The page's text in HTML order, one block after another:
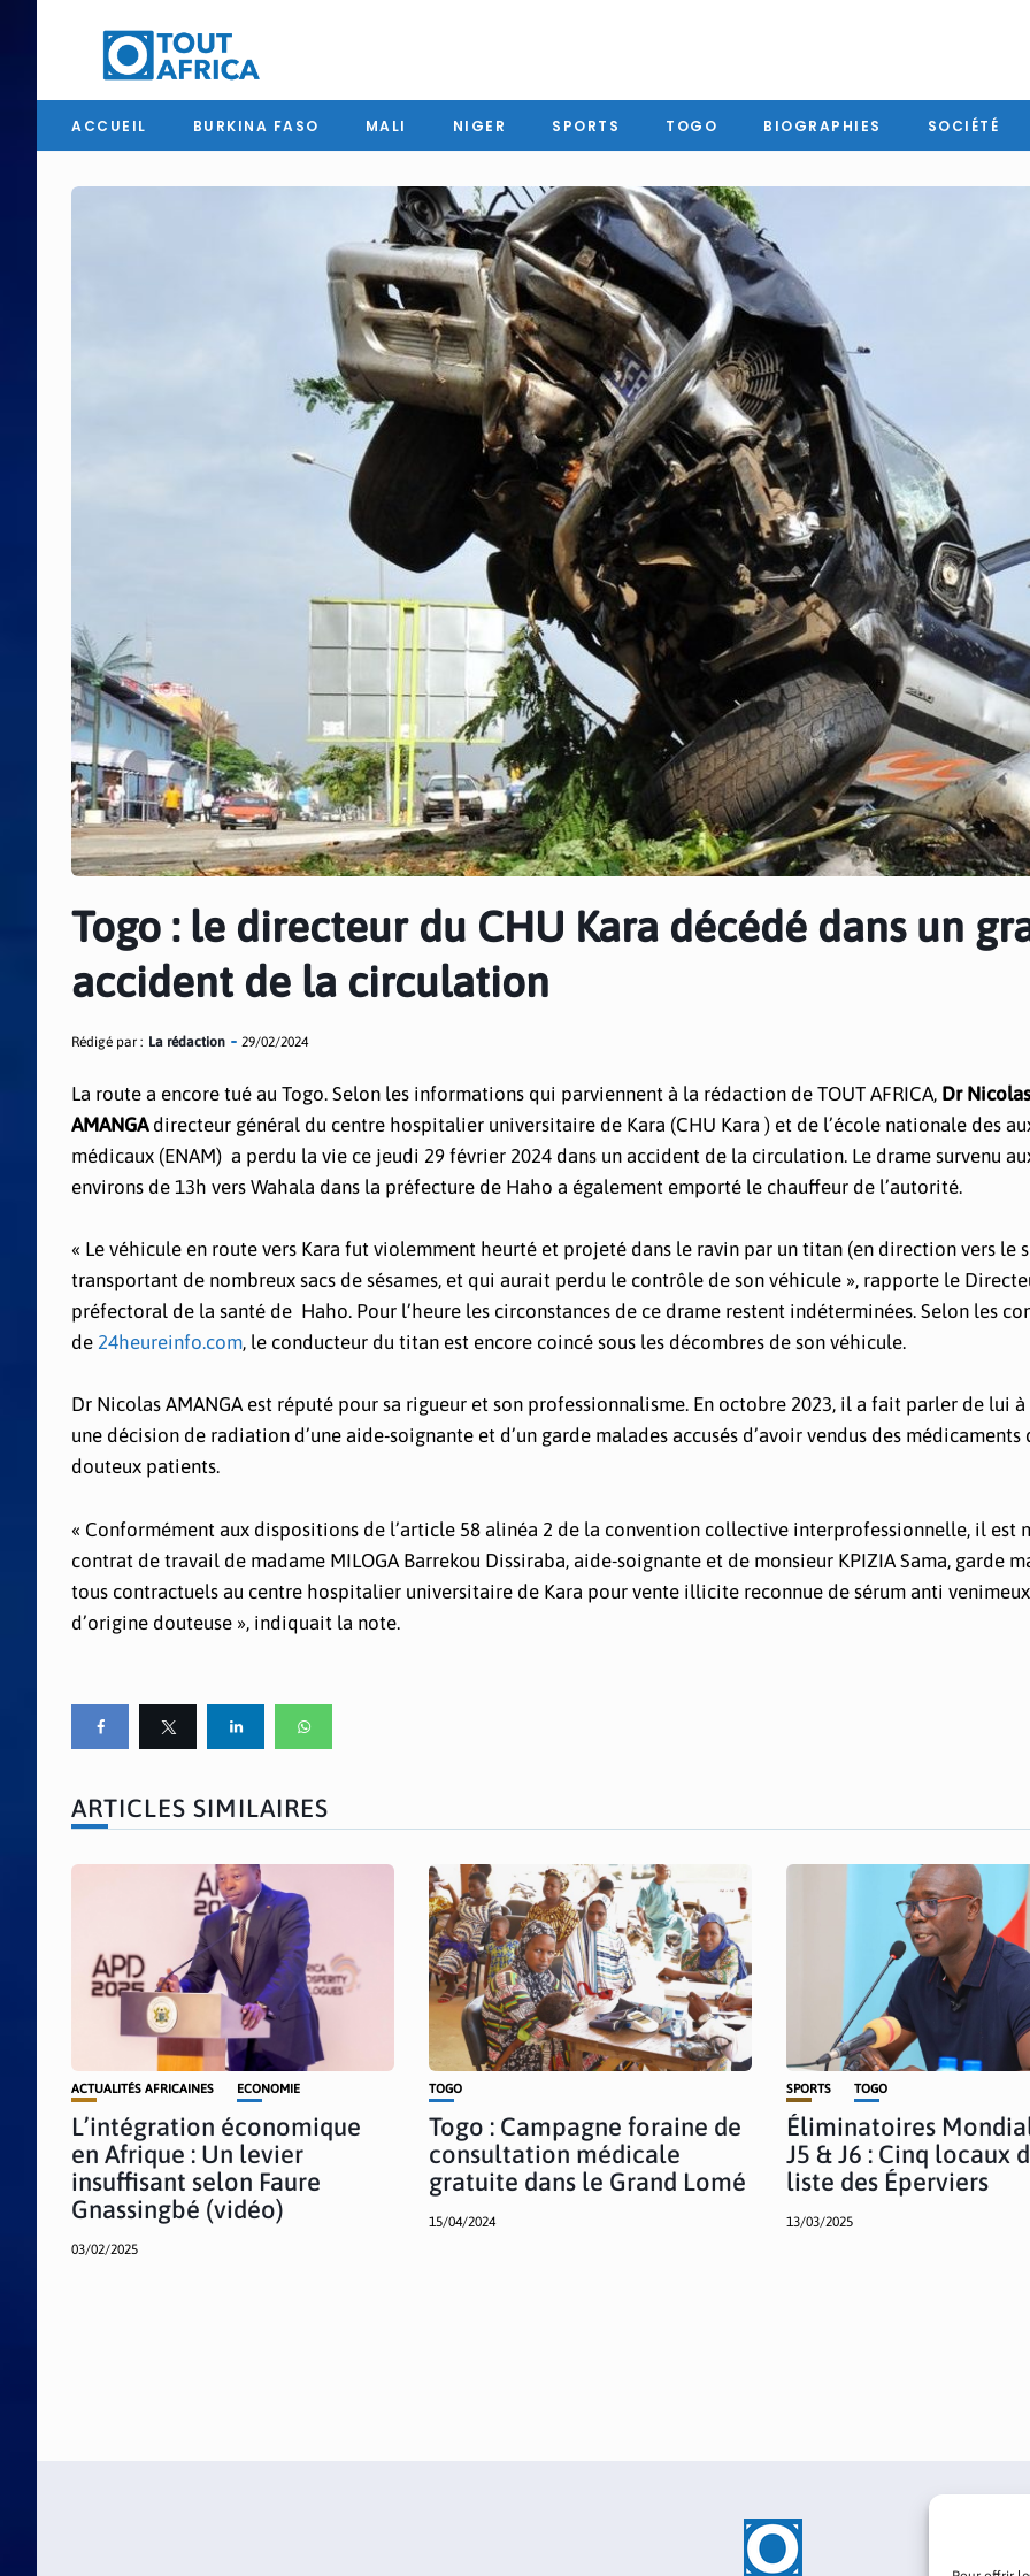
ACCUEIL BURKINA FASO MALI NIGER SPORTS TOGO BIOGRAPHIES SOCIÉTÉ
Togo : le directeur du CHU Kara décédé dans un
accident de la circulation
Rédigé par : La rédaction 29/02/2024
La route a encore tué au Togo. Selon les informations qui parviennent à la rédaction de TOUT AFRICA, Dr Nicolas
AMANGAdirecteur général du centre hospitalier universitaire de Kara (CHU Kara ) et de l’école nationale des
médicaux (ENAM) a perdu la vie ce jeudi 29 février 2024 dans un accident de la circulation. Le drame survenu
environs de 13h vers Wahala dans la préfecture de Haho a également emporté le chauffeur de l’autorité.
« Le véhicule en route vers Kara fut violemment heurté et projeté dans le ravin par un titan (en direction vers le
transportant de nombreux sacs de sésames, et qui aurait perdu le contrôle de son véhicule », rapporte le
préfectoral de la santé de Haho. Pour l’heure les circonstances de ce drame restent indéterminées. Selon les
de 24heureinfo.com, le conducteur du titan est encore coincé sous les décombres de son véhicule.
Dr Nicolas AMANGA est réputé pour sa rigueur et son professionnalisme. En octobre 2023, il a fait parler de lui
une décision de radiation d’une aide-soignante et d’un garde malades accusés d’avoir vendus des médicaments
douteux patients.
« Conformément aux dispositions de l’article 58 alinéa 2 de la convention collective interprofessionnelle, il est
contrat de travail de madame MILOGA Barrekou Dissiraba, aide-soignante et de monsieur KPIZIA Sama, garde
tous contractuels au centre hospitalier universitaire de Kara pour vente illicite reconnue de sérum anti venimeux
d’origine douteuse », indiquait la note.
ARTICLES SIMILAIRES
ACTUALITÉS AFRICAINES ECONOMIE
L’intégration économique
en Afrique : Un levier
insuffisant selon Faure
Gnassingbé (vidéo)
03/02/2025
TOGO
Togo : Campagne foraine de
consultation médicale
gratuite dans le Grand Lomé
15/04/2024
SPORTS TOGO
Éliminatoires
J5 & J6 : Cinq locaux
liste des Éperviers
13/03/2025